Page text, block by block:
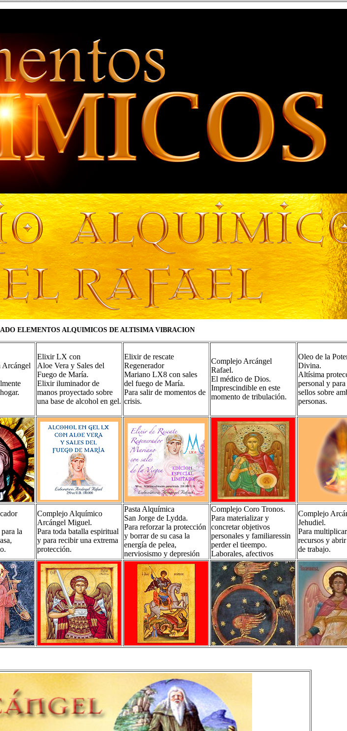
ELEMENTOS ALQUIMICOS DE ALTISIMA VIBRACION
Arcángel
Elixir LX con
Aloe Vera y Sales del
Fuego de María.
Elixir iluminador de
manos proyectado sobre
una base de alcohol en gel.
Elixir de rescate
Regenerador
Mariano LX8 con sales
del fuego de María.
Para salir de momentos de
crisis.
Complejo Arcángel
Rafael.
El médico de Dios.
Imprescindible en este
momento de tribulación.
Oleo de la
Divina.
Altísima
personal y
sellos sobre
personas.
la
Complejo Alquímico
Arcángel Miguel.
Para toda batalla espiritual
y para recibir una extrema
protección.
Pasta Alquímica
San Jorge de Lydda.
Para reforzar la protección
y borrar de su casa la
energía de pelea,
nerviosismo y depresión
Complejo Coro Tronos.
Para materializar y
concretar objetivos
personales y familiaressin
perder el tieempo.
Laborales, afectivos
Complejo
Jehudiel.
Para
recursos y
de trabajo.